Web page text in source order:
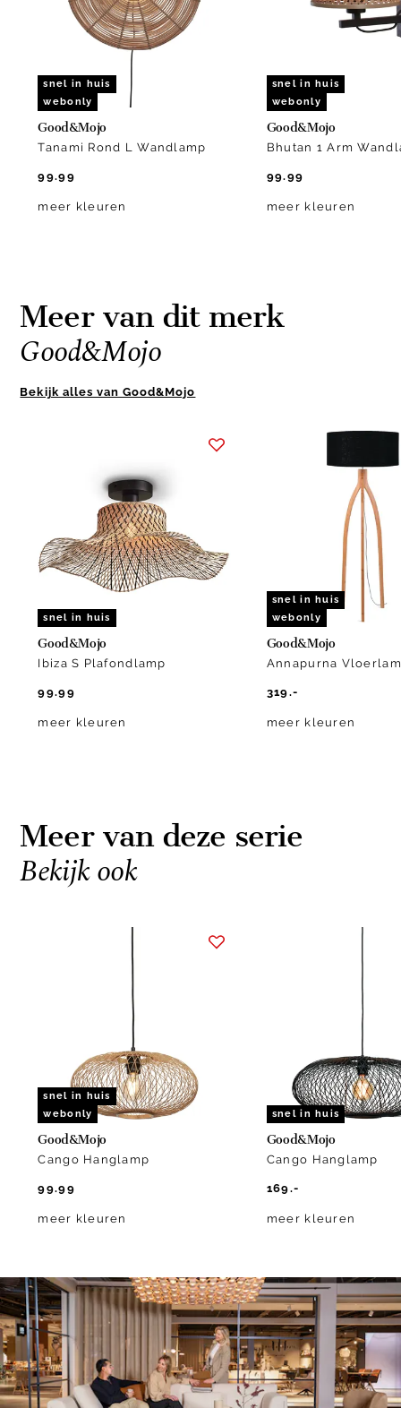
snel in huis
webonly
Good&Mojo
Tanami Rond L Wandlamp
99.99
meer kleuren
snel in huis
webonly
Good&Mojo
Bhutan 1 Arm
99.99
meer kleuren
Meer van dit merk
Good&Mojo
Bekijk alles van Good&Mojo
snel in huis
Good&Mojo
Ibiza S Plafondlamp
99.99
meer kleuren
snel in huis
webonly
Good&Mojo
Annapurna
319.-
meer kleuren
Meer van deze serie
Bekijk ook
snel in huis
webonly
Good&Mojo
Cango Hanglamp
99.99
meer kleuren
snel in huis
Good&Mojo
Cango Hanglamp
169.-
meer kleuren